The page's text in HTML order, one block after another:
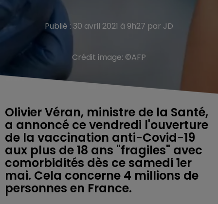
Publié : 30 avril 2021 à 9h27 par JD
Crédit image: ©AFP
Olivier Véran, ministre de la Santé,
a annoncé ce vendredi l'ouverture
de la vaccination anti-Covid-19
aux plus de 18 ans "fragiles" avec
comorbidités dès ce samedi 1er
mai. Cela concerne 4 millions de
personnes en France.